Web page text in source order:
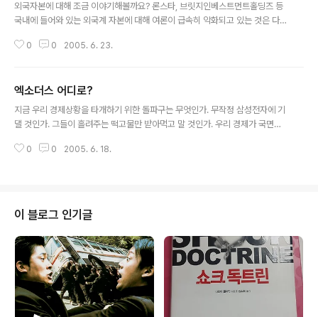
외국자본에 대해 조금 이야기해볼까요? 론스타, 브릿지인베스트먼트홀딩즈 등
국내에 들어와 있는 외국계 자본에 대해 여론이 급속히 악화되고 있는 것은 다
들 하는 행태는 진짜 못됐다. 외국계자본들이 하는 수법은 간단하다. 국내 부실
다. 우리와 이중과세방지협약을 맺은 나라에 법인을 등록해놓았기 때문이다. 그
런데 이 나라는 조세피난처로 유명한 라부안, 버뮤다, 바하마 등이 많다. 여기선
세금을 낼 필요가 없기 때문에 페이퍼 컴퍼니를 만들어 두면 한국에서도 안내고
0 0 2005. 6. 23.
엑소더스 어디로?
지금 우리 경제상황을 타개하기 위한 돌파구는 무엇인가. 무작정 삼성전자에 기
댈 것인가. 그들이 흘려주는 떡고물만 받아먹고 말 것인가. 우리 경제가 국면전
따른 남북 분업구조의 확립, 둘째는 일본과의 FTA를 통한 산업구조 재편, 또 한
반 국민에게는 도움이 안될 수도 있다. 북한에서 빼낼 수 있는 것중 중요한 것은
첫째 양질의 노동력, 둘째 석유다. 양질의 노동력이라고 했지만 약간의 교육훈
련이 필요하고 이..
0 0 2005. 6. 18.
이 블로그 인기글